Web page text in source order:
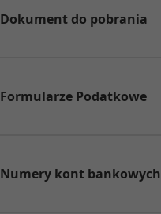
Dokument do pobrania
Formularze Podatkowe
Numery kont bankowych